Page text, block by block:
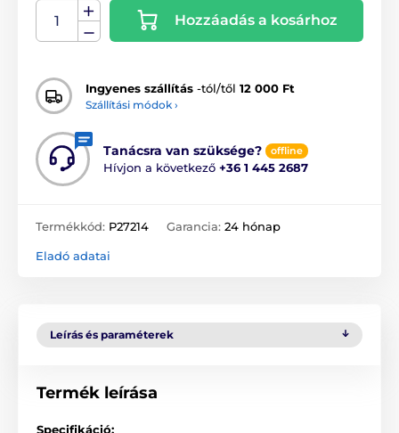
Hozzáadás a kosárhoz
Ingyenes szállítás -tól/től 12 000 Ft
Szállítási módok ›
Tanácsra van szüksége? offline
Hívjon a következő +36 1 445 2687
Termékkód: P27214 Garancia: 24 hónap
Eladó adatai
Leírás és paraméterek
Termék leírása
Specifikáció: